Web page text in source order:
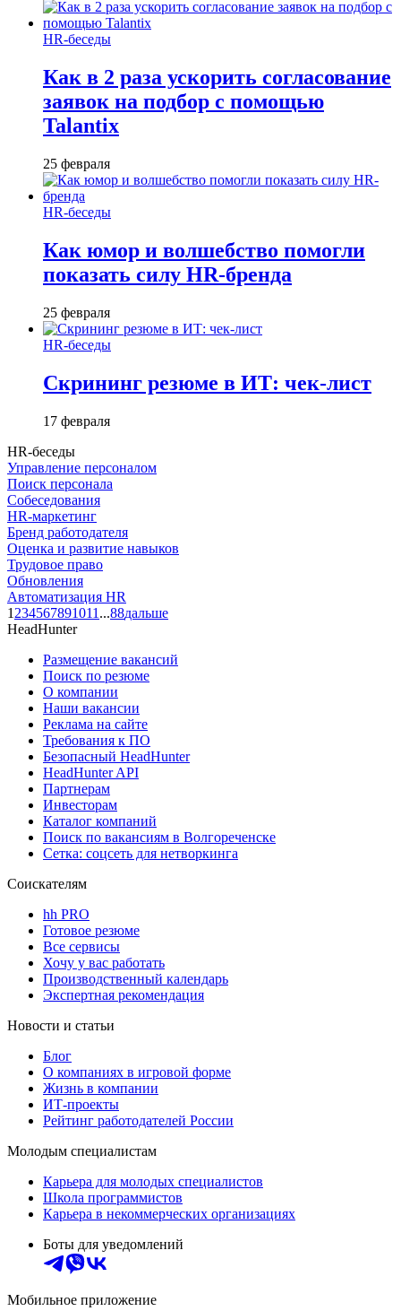
HR-беседы
Как в 2 раза ускорить согласование
заявок на подбор с помощью
Talantix
25 февраля
HR-беседы
Как юмор и волшебство помогли
показать силу HR-бренда
25 февраля
HR-беседы
Скрининг резюме в ИТ: чек-лист
17 февраля
HR-беседы
Управление персоналом
Поиск персонала
Собеседования
HR-маркетинг
Бренд работодателя
Оценка и развитие навыков
Трудовое право
Обновления
Автоматизация HR
1 234567891011 ...88дальше
HeadHunter
Размещение вакансий
Поиск по резюме
О компании
Наши вакансии
Реклама на сайте
Требования к ПО
Безопасный HeadHunter
HeadHunter API
Партнерам
Инвесторам
Каталог компаний
Поиск по вакансиям в Волгореченске
Сетка: соцсеть для нетворкинга
Соискателям
hh PRO
Готовое резюме
Все сервисы
Хочу у вас работать
Производственный календарь
Экспертная рекомендация
Новости и статьи
Блог
О компаниях в игровой форме
Жизнь в компании
ИТ-проекты
Рейтинг работодателей России
Молодым специалистам
Карьера для молодых специалистов
Школа программистов
Карьера в некоммерческих организациях
Боты для уведомлений
Мобильное приложение